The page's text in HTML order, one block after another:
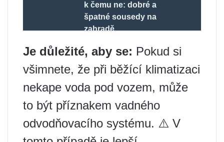
k čemu ne: dobré a
špatné sousedy na
zahradě.
Je důležité, aby se: Pokud si
všimnete, že při běžící klimatizaci
nekape voda pod vozem, může
to být příznakem vadného
odvodňovacího systému. ⚠️ V